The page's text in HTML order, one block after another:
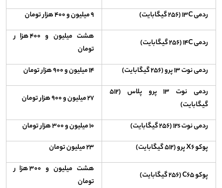
ردمی ۱۳C (۲۵۶ گیگابایت) ۹ میلیون و ۴۰۰ هزار تومان
ردمی ۱۴C (۲۵۶ گیگابایت)
هشت میلیون و ۴۰۰ هزار
تومان
ردمی نوت ۱۳ پرو (۲۵۶ گیگابایت)
۱۴ میلیون و ۹۰۰ هزار تومان
ردمی نوت ۱۳ پرو پلاس (۵۱۲
گیگابایت)
۲۷ میلیون و ۹۰۰ هزار تومان
ردمی نوت ۱۲s (۲۵۶ گیگابایت)
۱۰ میلیون و ۳۰۰ هزار تومان
پوکو X۶ پرو (۵۱۲ گیگابایت)
۲۳ میلیون تومان
پوکو C۶۵ (۲۵۶ گیگابایت)
هشت میلیون و ۳۰۰ هزار
تومان